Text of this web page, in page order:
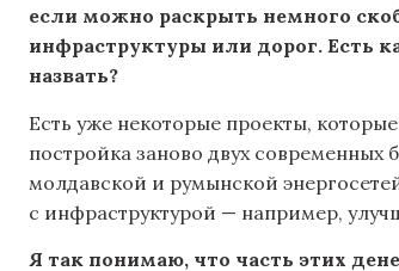
если можно раскрыть немного
инфраструктуры или дорог. Есть
назвать?
Есть уже некоторые проекты,
постройка заново двух
молдавской и румынской
с инфраструктурой — например,
Я так понимаю, что часть этих